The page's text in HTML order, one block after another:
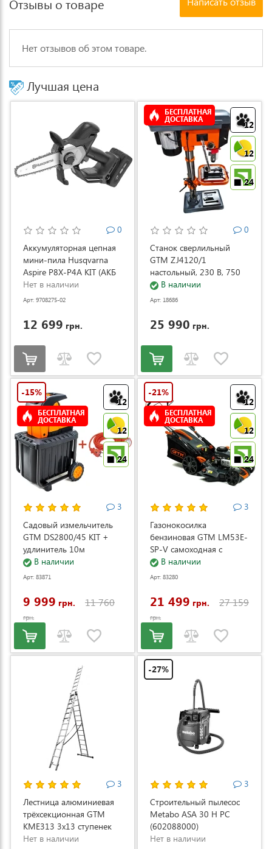
Отзывы о товаре
Нет отзывов об этом товаре.
Лучшая цена
0
Аккумуляторная цепная
мини-пила Husqvarna
Aspire P8X-P4A KIT (АКБ
и ЗУ) (9708275-02)
Нет в наличии
Арт: 9708275-02
12 699 грн.
12
12
24
БЕСПЛАТНАЯ
ДОСТАВКА
0
Станок сверлильный
GTM ZJ4120/1
настольный, 230 В, 750
Вт (ZJ4120/1)
В наличии
Арт: 18686
25 990 грн.
12
12
24
-15%
БЕСПЛАТНАЯ
ДОСТАВКА
3
Садовый измельчитель
GTM DS2800/45 KIT +
удлинитель 10м
(DS2800/45_KIT+ext.cord)
В наличии
Арт: 83871
9 999 грн. 11 760
грн.
12
12
24
-21%
БЕСПЛАТНАЯ
ДОСТАВКА
3
Газонокосилка
бензиновая GTM LM53E-
SP-V самоходная с
электростартером и
регулировкой скорости
В наличии
Арт: 83280
21 499 грн. 27 159
грн.
3
Лестница алюминиевая
трёхсекционная GTM
KME313 3x13 ступенек
3.53-8.93м (KME313)
Нет в наличии
-27%
3
Строительный пылесос
Metabo ASA 30 H PC
(602088000)
Нет в наличии